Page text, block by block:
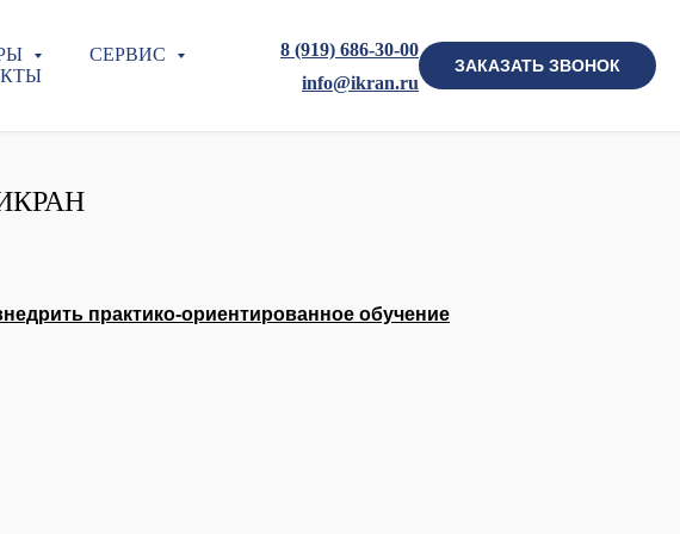
СЕРВИС
8 (919) 686-30-00
info@ikran.ru
ЗАКАЗАТЬ ЗВОНОК
практико-ориентированное обучение